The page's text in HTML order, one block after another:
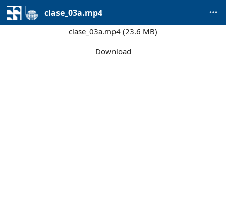
clase_03a.mp4
clase_03a.mp4 (23.6 MB)
Download